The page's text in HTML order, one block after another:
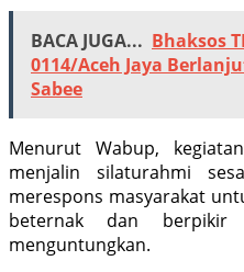
BACA JUGA... Bhaksos
0114/Aceh Jaya
Sabee
Menurut Wabup,
menjalin silaturahmi
merespons masya­rakat
beternak dan berpikir
menguntungkan.